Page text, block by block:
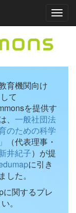
育機関向け
て
を提供す
、 一般社団法
のための科学
（代表理事・
井紀子）が提
に引き
した。
に関するプレ
。